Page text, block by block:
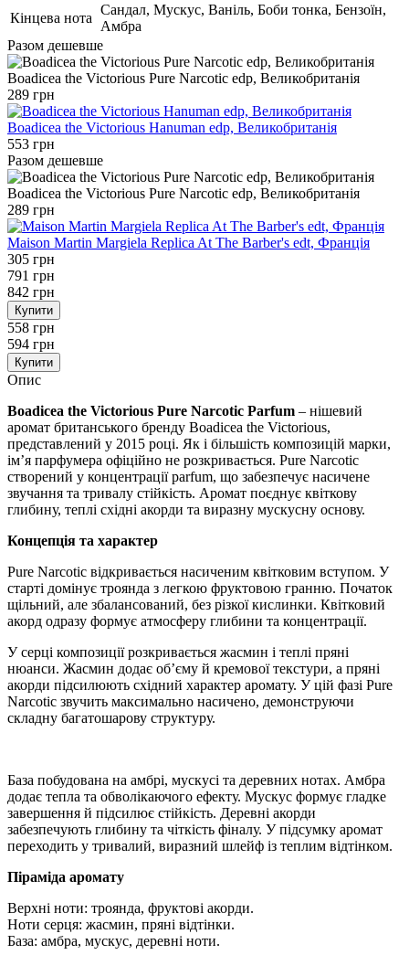
Кінцева нота
Сандал, Мускус, Ваніль, Боби тонка, Бензоїн,
Амбра
Разом дешевше
Boadicea the Victorious Pure Narcotic edp, Великобританія
289 грн
Boadicea the Victorious Hanuman edp, Великобританія
553 грн
Разом дешевше
Boadicea the Victorious Pure Narcotic edp, Великобританія
289 грн
Maison Martin Margiela Replica At The Barber's edt, Франція
305 грн
791 грн
842 грн
Купити
558 грн
594 грн
Купити
Опис
Boadicea the Victorious Pure Narcotic Parfum – нішевий
аромат британського бренду Boadicea the Victorious,
представлений у 2015 році. Як і більшість композицій марки,
ім’я парфумера офіційно не розкривається. Pure Narcotic
створений у концентрації parfum, що забезпечує насичене
звучання та тривалу стійкість. Аромат поєднує квіткову
глибину, теплі східні акорди та виразну мускусну основу.
Концепція та характер
Pure Narcotic відкривається насиченим квітковим вступом. У
старті домінує троянда з легкою фруктовою гранню. Початок
щільний, але збалансований, без різкої кислинки. Квітковий
акорд одразу формує атмосферу глибини та концентрації.
У серці композиції розкривається жасмин і теплі пряні
нюанси. Жасмин додає об’єму й кремової текстури, а пряні
акорди підсилюють східний характер аромату. У цій фазі Pure
Narcotic звучить максимально насичено, демонструючи
складну багатошарову структуру.
База побудована на амбрі, мускусі та деревних нотах. Амбра
додає тепла та обволікаючого ефекту. Мускус формує гладке
завершення й підсилює стійкість. Деревні акорди
забезпечують глибину та чіткість фіналу. У підсумку аромат
переходить у тривалий, виразний шлейф із теплим відтінком.
Піраміда аромату
Верхні ноти: троянда, фруктові акорди.
Ноти серця: жасмин, пряні відтінки.
База: амбра, мускус, деревні ноти.